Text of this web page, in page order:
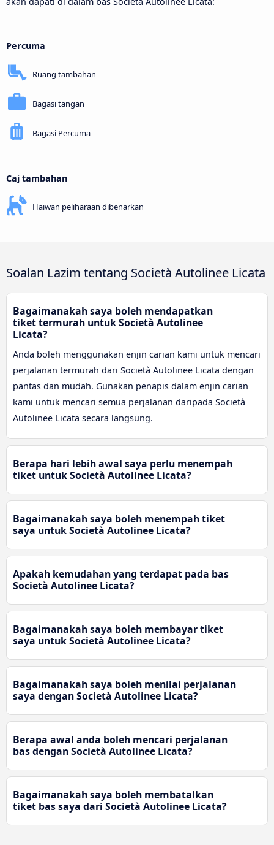
Percuma
Ruang tambahan
Bagasi tangan
Bagasi Percuma
Caj tambahan
Haiwan peliharaan dibenarkan
Soalan Lazim tentang Società Autolinee Licata
Bagaimanakah saya boleh mendapatkan
tiket termurah untuk Società Autolinee
Licata?
Anda boleh menggunakan enjin carian kami untuk mencari
perjalanan termurah dari Società Autolinee Licata dengan
pantas dan mudah. Gunakan penapis dalam enjin carian
kami untuk mencari semua perjalanan daripada Società
Autolinee Licata secara langsung.
Berapa hari lebih awal saya perlu menempah
tiket untuk Società Autolinee Licata?
Bagaimanakah saya boleh menempah tiket
saya untuk Società Autolinee Licata?
Apakah kemudahan yang terdapat pada bas
Società Autolinee Licata?
Bagaimanakah saya boleh membayar tiket
saya untuk Società Autolinee Licata?
Bagaimanakah saya boleh menilai perjalanan
saya dengan Società Autolinee Licata?
Berapa awal anda boleh mencari perjalanan
bas dengan Società Autolinee Licata?
Bagaimanakah saya boleh membatalkan
tiket bas saya dari Società Autolinee Licata?